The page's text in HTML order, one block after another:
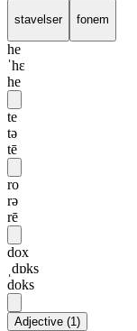
stavelser fonem
he
ˈhɛ
he
te
tə
tē
ro
rə
rē
dox
ˌdɒks
doks
Adjective (1)